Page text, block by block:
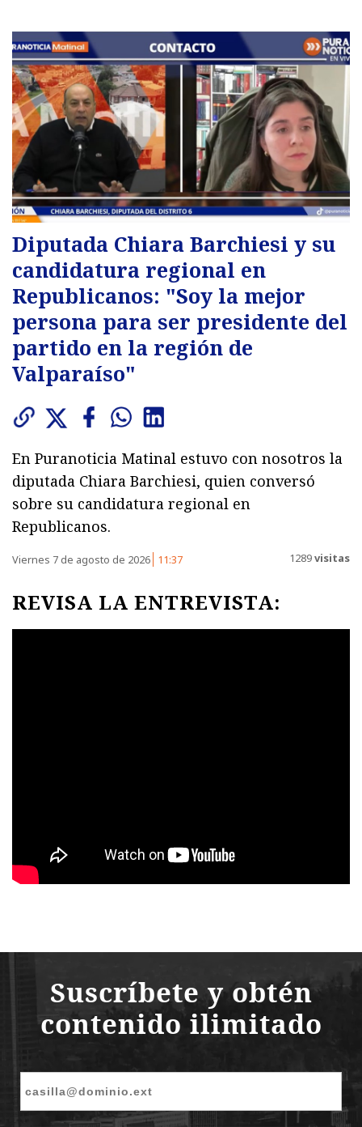
Diputada Chiara Barchiesi y su
candidatura regional en
Republicanos: "Soy la mejor
persona para ser presidente del
partido en la región de
Valparaíso"
En Puranoticia Matinal estuvo con nosotros la
diputada Chiara Barchiesi, quien conversó
sobre su candidatura regional en
Republicanos.
Viernes 7 de agosto de 2026 11:37 1289visitas
REVISA LA ENTREVISTA: